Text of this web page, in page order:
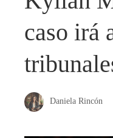
caso irá
Daniela Rincón